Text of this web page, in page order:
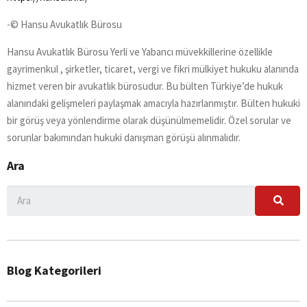
-© Hansu Avukatlık Bürosu
Hansu Avukatlık Bürosu Yerli ve Yabancı müvekkillerine özellikle
gayrimenkul , şirketler, ticaret, vergi ve fikri mülkiyet hukuku alanında
hizmet veren bir avukatlık bürosudur. Bu bülten Türkiye’de hukuk
alanındaki gelişmeleri paylaşmak amacıyla hazırlanmıştır. Bülten hukuki
bir görüş veya yönlendirme olarak düşünülmemelidir. Özel sorular ve
sorunlar bakımından hukuki danışman görüşü alınmalıdır.
Ara
Blog Kategorileri